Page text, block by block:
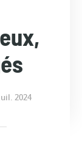
2024